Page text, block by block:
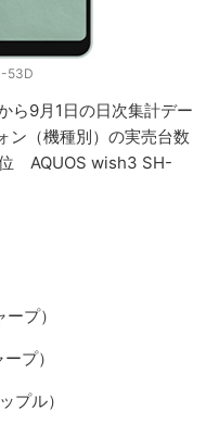
53D
ら9月1日の日次集計デー
ン（機種別）の実売台数
位 AQUOS wish3 SH-
プ）
プ）
ル）